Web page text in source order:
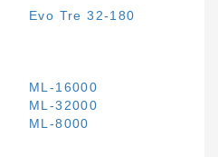
Evo Tre 32-180
ML-16000
ML-32000
ML-8000